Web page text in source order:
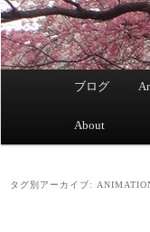
メインメニュー
メインコ
サブコン
ブログ
About
タグ別アーカイブ: